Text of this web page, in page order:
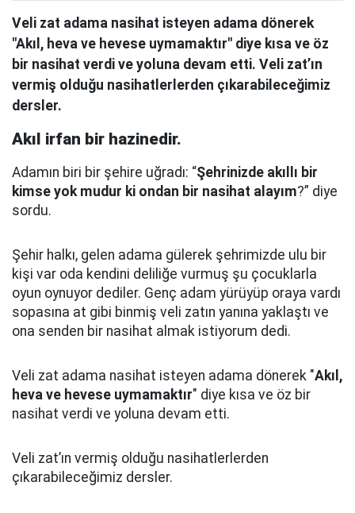
Veli zat adama nasihat isteyen adama dönerek
"Akıl, heva ve hevese uymamaktır" diye kısa ve öz
bir nasihat verdi ve yoluna devam etti. Veli zat’ın
vermiş olduğu nasihatlerlerden çıkarabileceğimiz
dersler.
Akıl irfan bir hazinedir.
Adamın biri bir şehire uğradı: “Şehrinizde akıllı bir
kimse yok mudur ki ondan bir nasihat alayım?” diye
sordu.
Şehir halkı, gelen adama gülerek şehrimizde ulu bir
kişi var oda kendini deliliğe vurmuş şu çocuklarla
oyun oynuyor dediler. Genç adam yürüyüp oraya vardı
sopasına at gibi binmiş veli zatın yanına yaklaştı ve
ona senden bir nasihat almak istiyorum dedi.
Veli zat adama nasihat isteyen adama dönerek "Akıl,
heva ve hevese uymamaktır" diye kısa ve öz bir
nasihat verdi ve yoluna devam etti.
Veli zat’ın vermiş olduğu nasihatlerlerden
çıkarabileceğimiz dersler.